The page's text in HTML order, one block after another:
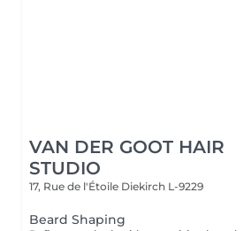
VAN DER GOOT HAIR
STUDIO
17, Rue de l'Étoile Diekirch L-9229
Beard Shaping